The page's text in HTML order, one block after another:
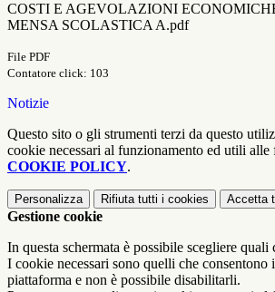
COSTI E AGEVOLAZIONI
MENSA SCOLASTICA A.pdf
File PDF
Contatore click: 103
Notizie
Questo sito o gli strumenti terzi da questo
cookie necessari al funzionamento ed utili
COOKIE POLICY.
Personalizza Rifiuta tutti i cookies Accetta
Gestione cookie
In questa schermata è possibile scegliere quali
I cookie necessari sono quelli che consentono
piattaforma e non è possibile disabilitarli.